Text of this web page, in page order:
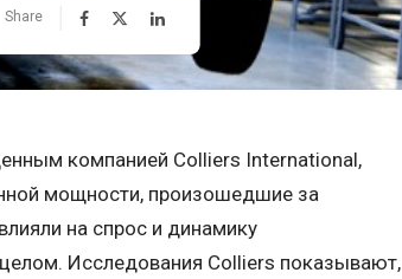
Share
компанией Colliers International,
мощности, произошедшие за
на спрос и динамику
Исследования Colliers показывают,